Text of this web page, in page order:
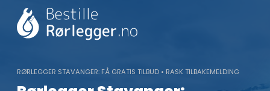
content
RØRLEGGER STAVANGER: FÅ GRATIS TILBUD • RASK TILBAKEMELDING